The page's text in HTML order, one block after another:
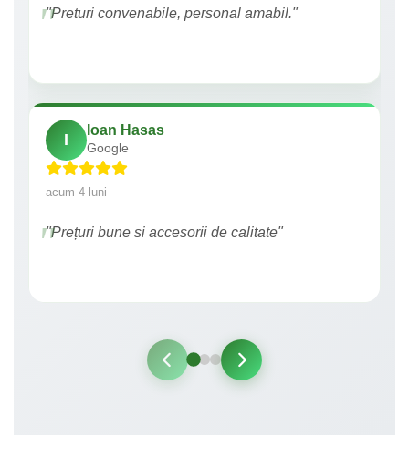
"Preturi convenabile, personal amabil."
I
Ioan Hasas
Google
acum 4 luni
"Prețuri bune si accesorii de calitate"